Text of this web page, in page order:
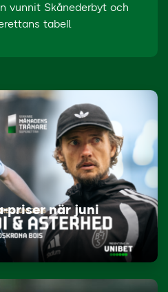
vunnit Skånederbyt och
tabell.
priser när juni